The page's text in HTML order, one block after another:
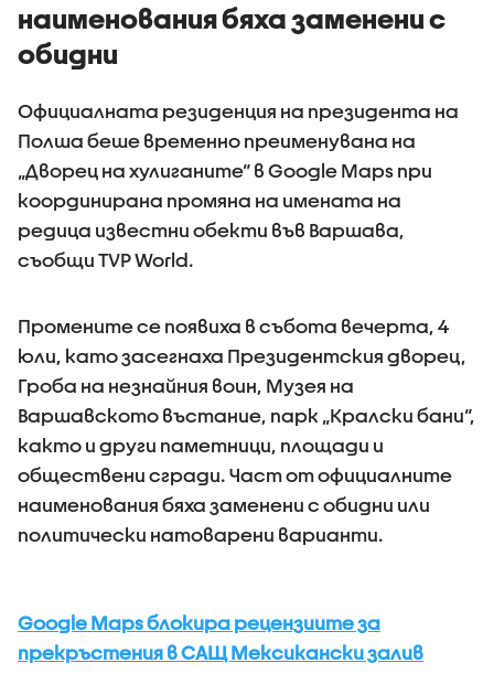
наименования бяха заменени с
обидни
Официалната резиденция на президента на
Полша беше временно преименувана на
„Дворец на хулиганите“ в Google Maps при
координирана промяна на имената на
редица известни обекти във Варшава,
съобщи TVP World.
Промените се появиха в събота вечерта, 4
юли, като засегнаха Президентския дворец,
Гроба на незнайния воин, Музея на
Варшавското въстание, парк „Кралски бани“,
както и други паметници, площади и
обществени сгради. Част от официалните
наименования бяха заменени с обидни или
политически натоварени варианти.
Google Maps блокира рецензиите за
прекръстения в САЩ Мексикански залив